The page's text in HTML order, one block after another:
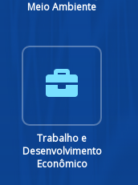
Locacional para
Habite-se -
Atendimento
Parcelamento do
Solo -
Atendimento
Meio Ambiente
Trabalho e
Desenvolvimento
Econômico